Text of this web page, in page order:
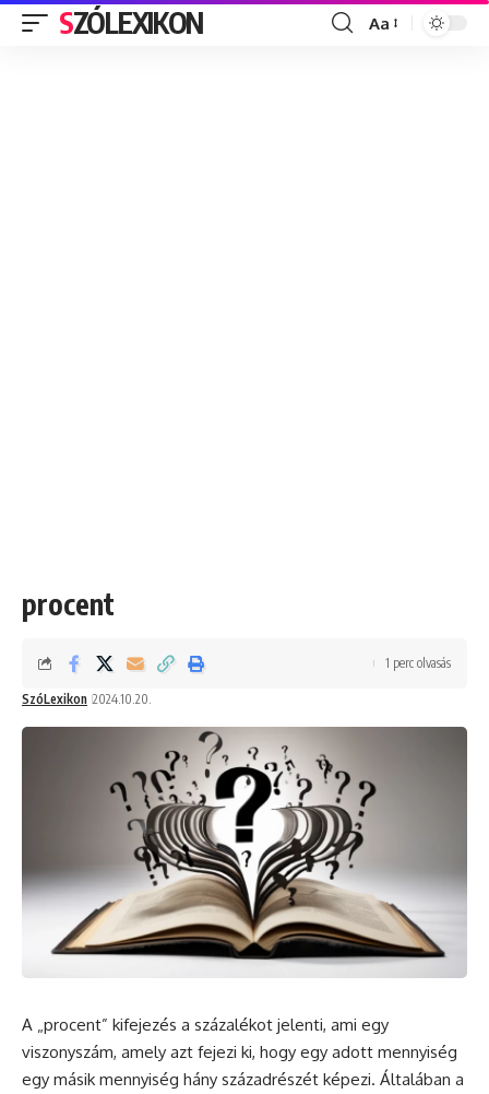
SZÓLEXIKON
Font
Aa
procent
SzóLexikon 2024.10.20.
1 perc olvasás
A „procent” kifejezés a százalékot jelenti, ami egy
viszonyszám, amely azt fejezi ki, hogy egy adott mennyiség
egy másik mennyiség hány századrészét képezi. Általában a